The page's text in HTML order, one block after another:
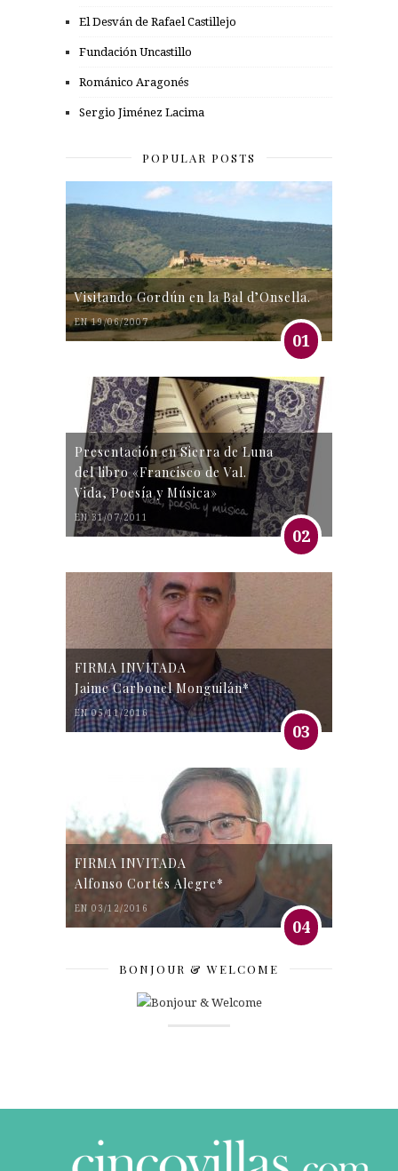
El Desván de Rafael Castillejo
Fundación Uncastillo
Románico Aragonés
Sergio Jiménez Lacima
POPULAR POSTS
Visitando Gordún en la Bal d’Onsella.
EN 19/06/2007
01
Presentación en Sierra de Luna
del libro «Francisco de Val.
Vida, Poesía y Música»
EN 31/07/2011
02
FIRMA INVITADA
Jaime Carbonel Monguilán*
EN 05/11/2016
03
FIRMA INVITADA
Alfonso Cortés Alegre*
EN 03/12/2016
04
BONJOUR & WELCOME